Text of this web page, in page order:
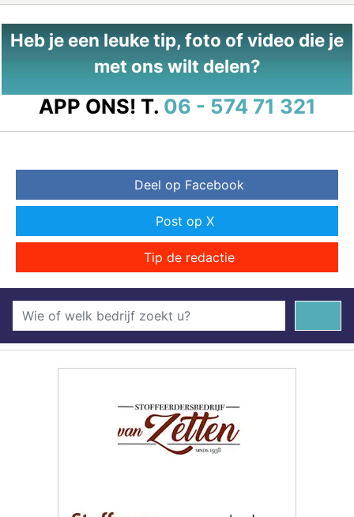
Heb je een leuke tip, foto of video die je
met ons wilt delen?
APP ONS! T. 06 - 574 71 321
Deel op Facebook
Post op X
Tip de redactie